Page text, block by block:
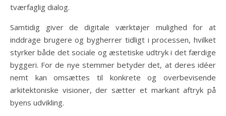
tværfaglig dialog.
Samtidig giver de digitale værktøjer mulighed for at
inddrage brugere og bygherrer tidligt i processen, hvilket
styrker både det sociale og æstetiske udtryk i det færdige
byggeri. For de nye stemmer betyder det, at deres idéer
nemt kan omsættes til konkrete og overbevisende
arkitektoniske visioner, der sætter et markant aftryk på
byens udvikling.